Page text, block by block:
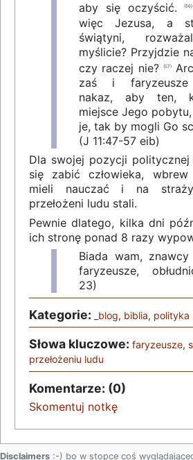
aby się oczyścić.(56)
więc Jezusa, a
świątyni,
myślicie? Przyjdzie
czy raczej nie?
(57)
zaś i faryzeusze
nakaz, aby ten,
miejsce Jego pobytu,
je, tak by mogli Go
(J 11:47-57 eib)
Dla swojej pozycji
się zabić człowieka,
mieli nauczać i na
przełożeni ludu stali.
Pewnie dlatego, kilka dni
ich stronę ponad 8 razy
Biada wam,
faryzeusze,
23)
Kategorie: _blog, biblia, polityka
Słowa kluczowe: faryzeusze,
przełożeniu ludu
Komentarze: (0)
Skomentuj notkę
Disclaimers :-) bo w stopce coś